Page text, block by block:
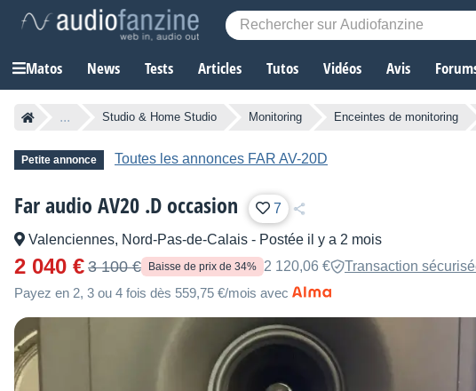
Matos News Tests Articles Tutos Vidéos Avis
... Studio & Home Studio Monitoring Enceintes de monitoring
Petite annonce Toutes les annonces FAR AV-20D
Far audio AV20 .D occasion 7
Valenciennes, Nord-Pas-de-Calais - Postée il y a 2 mois
2 040 € 3 100 € Baisse de prix de 34% 2 120,06 €
Transaction
Payez en 2, 3 ou 4 fois dès 559,75 €/mois avec